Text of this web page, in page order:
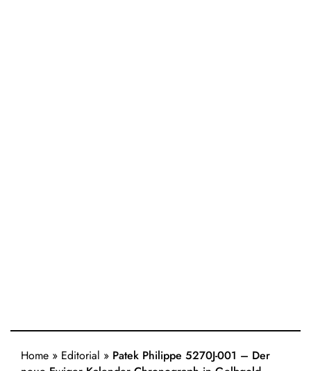
Home » Editorial » Patek Philippe 5270J-001 – Der